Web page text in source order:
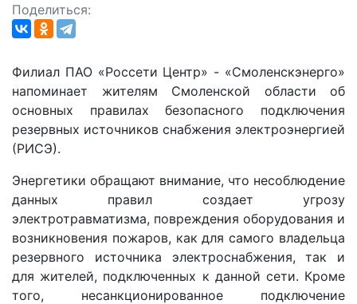
Поделиться:
Филиал ПАО «Россети Центр» - «Смоленскэнерго»
напоминает жителям Смоленской области об
основных правилах безопасного подключения
резервных источников снабжения электроэнергией
(РИСЭ).
Энергетики обращают внимание, что несоблюдение
данных правил создает угрозу
электротравматизма, повреждения оборудования и
возникновения пожаров, как для самого владельца
резервного источника электроснабжения, так и
для жителей, подключенных к данной сети. Кроме
того, несанкционированное подключение